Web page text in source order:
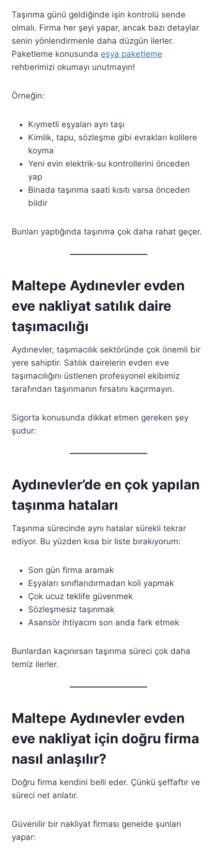
Taşınma günü geldiğinde işin kontrolü sende
olmalı. Firma her şeyi yapar, ancak bazı detaylar
senin yönlendirmenle daha düzgün ilerler.
Paketleme konusunda eşya paketleme
rehberimizi okumayı unutmayın!
Örneğin:
Kıymetli eşyaları ayrı taşı
Kimlik, tapu, sözleşme gibi evrakları kolilere
koyma
Yeni evin elektrik-su kontrollerini önceden
yap
Binada taşınma saati kısıtı varsa önceden
bildir
Bunları yaptığında taşınma çok daha rahat geçer.
Maltepe Aydınevler evden
eve nakliyat satılık daire
taşımacılığı
Aydınevler, taşımacılık sektöründe çok önemli bir
yere sahiptir. Satılık dairelerin evden eve
taşımacılığını üstlenen profesyonel ekibimiz
tarafından taşınmanın fırsatını kaçırmayın.
Sigorta konusunda dikkat etmen gereken şey
şudur:
Aydınevler’de en çok yapılan
taşınma hataları
Taşınma sürecinde aynı hatalar sürekli tekrar
ediyor. Bu yüzden kısa bir liste bırakıyorum:
Son gün firma aramak
Eşyaları sınıflandırmadan koli yapmak
Çok ucuz teklife güvenmek
Sözleşmesiz taşınmak
Asansör ihtiyacını son anda fark etmek
Bunlardan kaçınırsan taşınma süreci çok daha
temiz ilerler.
Maltepe Aydınevler evden
eve nakliyat için doğru firma
nasıl anlaşılır?
Doğru firma kendini belli eder. Çünkü şeffaftır ve
süreci net anlatır.
Güvenilir bir nakliyat firması genelde şunları
yapar: